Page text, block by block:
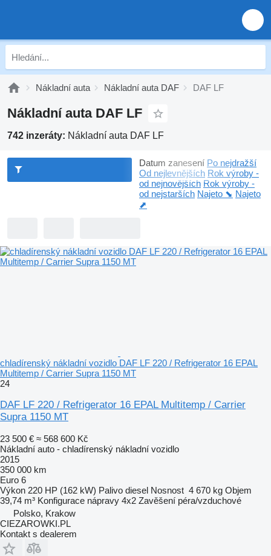
Nákladní auta Nákladní auta DAF DAF LF
Nákladní auta DAF LF
742 inzeráty: Nákladní auta DAF LF
Datum zanesení Po nejdražší
Od nejlevnějších Rok výroby -
od nejnovějších Rok výroby -
od nejstarších Najeto ⬊ Najeto
⬈
chladírenský nákladní vozidlo DAF LF 220 / Refrigerator 16 EPAL
Multitemp / Carrier Supra 1150 MT
24
DAF LF 220 / Refrigerator 16 EPAL Multitemp / Carrier
Supra 1150 MT
23 500 € ≈ 568 600 Kč
Nákladní auto - chladírenský nákladní vozidlo
2015
350 000 km
Euro 6
Výkon 220 HP (162 kW) Palivo diesel Nosnost 4 670 kg Objem
39,74 m³ Konfigurace nápravy 4x2 Zavěšení péra/vzduchové
Polsko, Krakow
CIEZAROWKI.PL
Kontakt s dealerem